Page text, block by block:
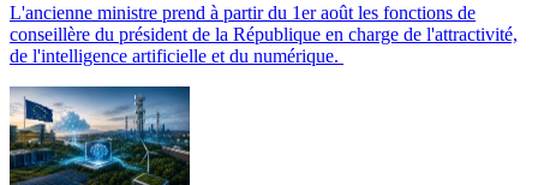
L'ancienne ministre prend à partir du 1er août les fonctions de
conseillère du président de la République en charge de l'attractivité,
de l'intelligence artificielle et du numérique.